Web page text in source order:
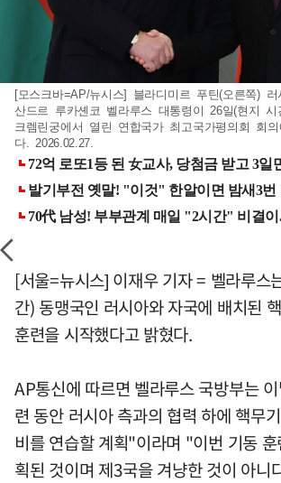
[모스크바=AP/뉴시스] 블라디미르 푸틴(오른쪽)
산드르 루카셴코 벨라루스 대통령이 26일(현지
크렘린궁에서 열린 연합국가 최고국가평의회 회
다. 2026.02.27.
[서울=뉴시스] 이재우 기자 = 벨라루스
간) 동맹국인 러시아와 자국에 배치된
훈련을 시작했다고 밝혔다.
AP통신에 따르면 벨라루스 국방부는
련 동안 러시아 측과의 협력 하에 핵무
비를 연습할 계획"이라며 "이번 기동
획된 것이며 제3국을 겨냥한 것이 아니